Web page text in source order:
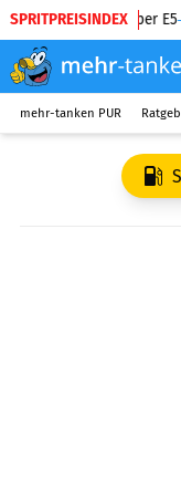
SPRITPREISINDEX
Diesel Super E5
mehr-tanken PUR